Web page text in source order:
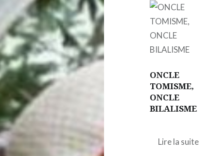
ONCLE
TOMISME,
ONCLE
BILALISME
Lire la suite